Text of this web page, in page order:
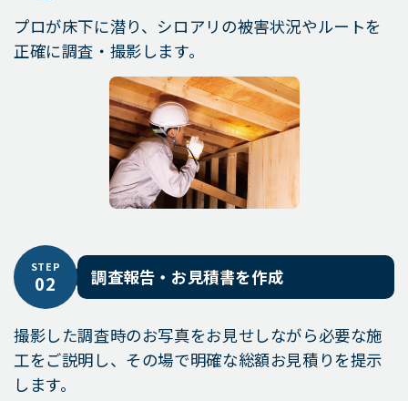
プロが床下に潜り、シロアリの被害状況やルートを
正確に調査・撮影します。
STEP
02 調査報告・お見積書を作成
撮影した調査時のお写真をお見せしながら必要な施
工をご説明し、その場で明確な総額お見積りを提示
します。